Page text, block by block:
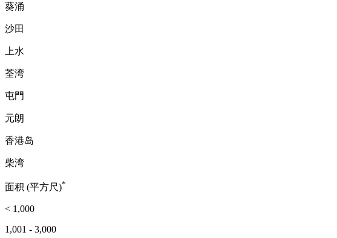
葵涌
沙田
上水
荃湾
屯門
元朗
香港岛
柴湾
面积 (平方尺)*
< 1,000
1,001 - 3,000